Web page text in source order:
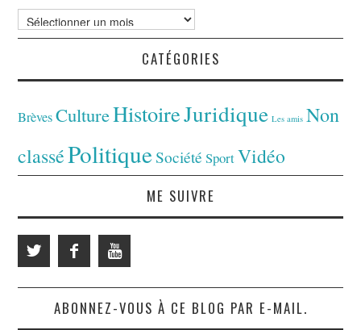
Archives
CATÉGORIES
Brèves CultureHistoireJuridique Les amis Non
classéPolitiqueSociété SportVidéo
ME SUIVRE
ABONNEZ-VOUS À CE BLOG PAR E-MAIL.